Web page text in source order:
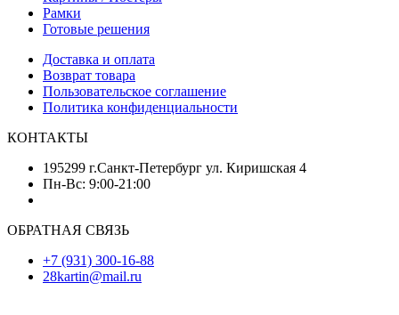
Рамки
Готовые решения
Доставка и оплата
Возврат товара
Пользовательское соглашение
Политика конфиденциальности
КОНТАКТЫ
195299 г.Санкт-Петербург ул. Киришская 4
Пн-Вс: 9:00-21:00
ОБРАТНАЯ СВЯЗЬ
+7 (931) 300-16-88
28kartin@mail.ru